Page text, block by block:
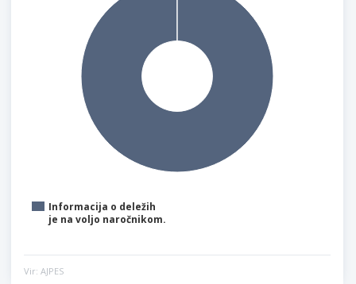
Informacija o deležih
je na voljo naročnikom.
Vir: AJPES